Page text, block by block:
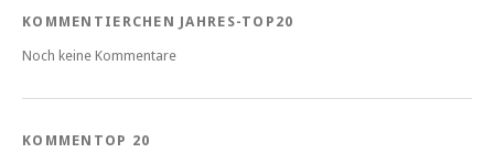
KOMMENTIERCHEN JAHRES-TOP20
Noch keine Kommentare
KOMMENTOP 20